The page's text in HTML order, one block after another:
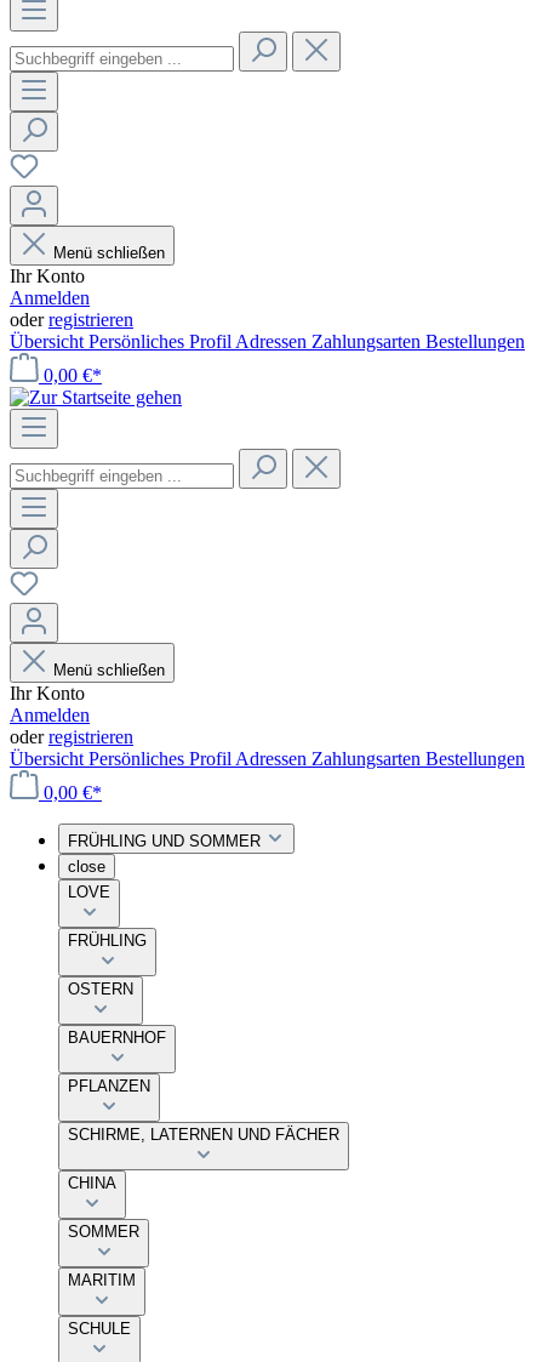
Menü schließen
Ihr Konto
Anmelden
oderregistrieren
Übersicht Persönliches Profil Adressen Zahlungsarten Bestellungen
0,00 €*
Menü schließen
Ihr Konto
Anmelden
oderregistrieren
Übersicht Persönliches Profil Adressen Zahlungsarten Bestellungen
0,00 €*
FRÜHLING UND SOMMER
close
LOVE
FRÜHLING
OSTERN
BAUERNHOF
PFLANZEN
SCHIRME, LATERNEN UND FÄCHER
CHINA
SOMMER
MARITIM
SCHULE